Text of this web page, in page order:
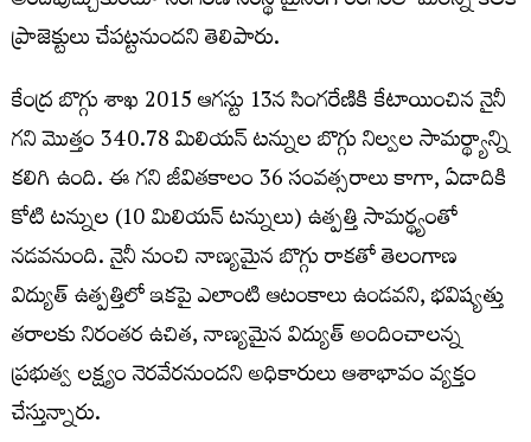
ప్రాజెక్టులు చేపట్టనుందని తెలిపారు.
కేంద్ర బొగ్గు శాఖ 2015 ఆగస్టు 13న సింగరేణికి కేటాయించిన నైనీ
గని మొత్తం 340.78 మిలియన్ టన్నుల బొగ్గు నిల్వల సామర్థ్యాన్ని
కలిగి ఉంది. ఈ గని జీవితకాలం 36 సంవత్సరాలు కాగా, ఏడాదికి
కోటి టన్నుల (10 మిలియన్ టన్నులు) ఉత్పత్తి సామర్థ్యంతో
నడవనుంది. నైనీ నుంచి నాణ్యమైన బొగ్గు రాకతో తెలంగాణ
విద్యుత్ ఉత్పత్తిలో ఇకపై ఎలాంటి ఆటంకాలు ఉండవని, భవిష్యత్తు
తరాలకు నిరంతర ఉచిత, నాణ్యమైన విద్యుత్ అందించాలన్న
ప్రభుత్వ లక్ష్యం నెరవేరనుందని అధికారులు ఆశాభావం వ్యక్తం
చేస్తున్నారు.